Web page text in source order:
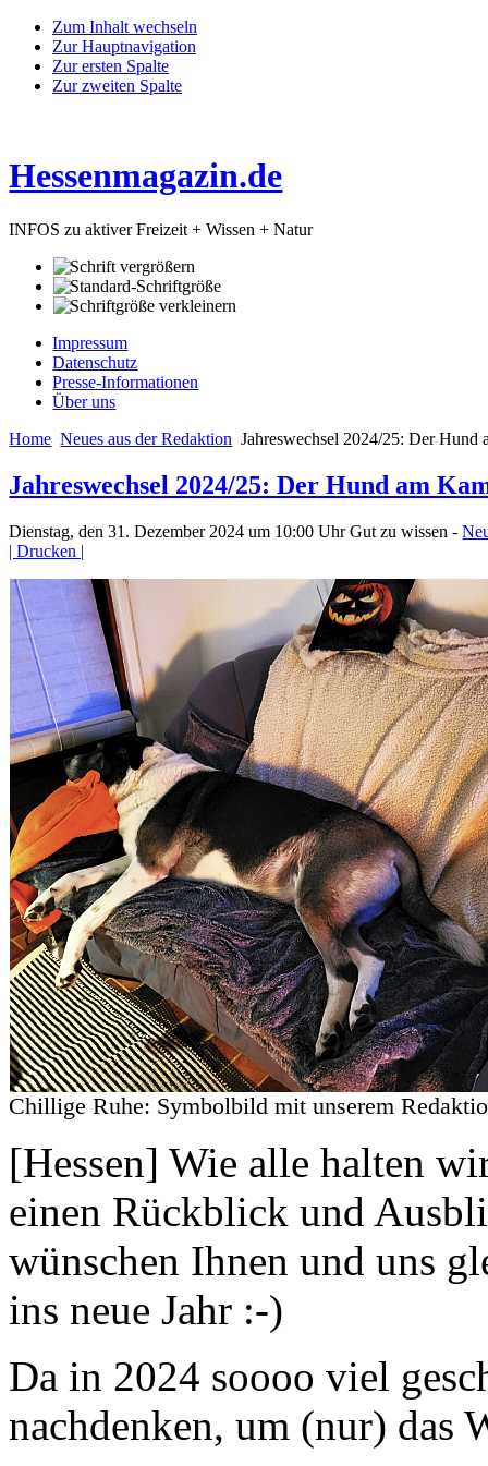
Zum Inhalt wechseln
Zur Hauptnavigation
Zur ersten Spalte
Zur zweiten Spalte
Hessenmagazin.de
INFOS zu aktiver Freizeit + Wissen + Natur
Impressum
Datenschutz
Presse-Informationen
Über uns
Home Neues aus der Redaktion Jahreswechsel 2024/25: Der Hund
Jahreswechsel 2024/25: Der Hund am
Dienstag, den 31. Dezember 2024 um 10:00 UhrGut zu wissen -
| Drucken |
Chillige Ruhe: Symbolbildmit unserem
[Hessen] Wie alle halten
einen Rückblick und
wünschen Ihnen und uns
ins neue Jahr :-)
Da in 2024 soooo viel
nachdenken, um (nur) das